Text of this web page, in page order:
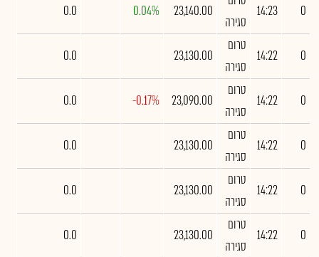
0
14:23
סגירה
23,140.00
0.04%
0.0
0
14:22
טרום
סגירה
23,130.00
0.0
0
14:22
טרום
סגירה
23,090.00
-0.17%
0.0
0
14:22
טרום
סגירה
23,130.00
0.0
0
14:22
טרום
סגירה
23,130.00
0.0
0
14:22
טרום
סגירה
23,130.00
0.0